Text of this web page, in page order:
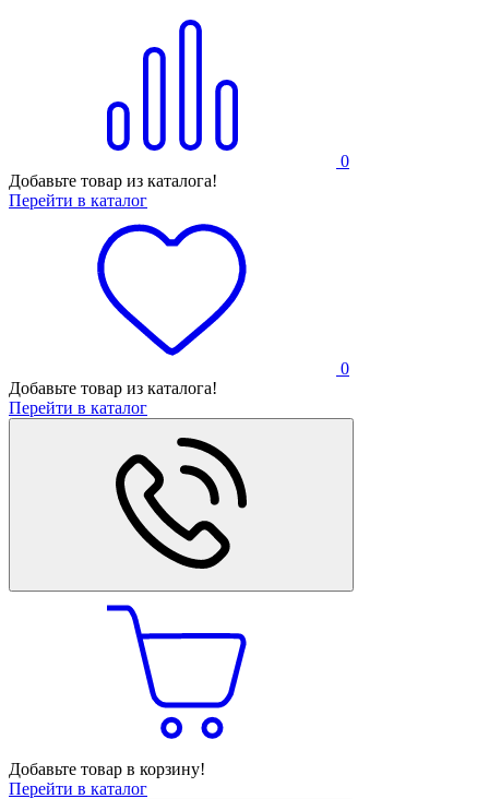
0
Добавьте товар из каталога!
Перейти в каталог
0
Добавьте товар из каталога!
Перейти в каталог
Добавьте товар в корзину!
Перейти в каталог